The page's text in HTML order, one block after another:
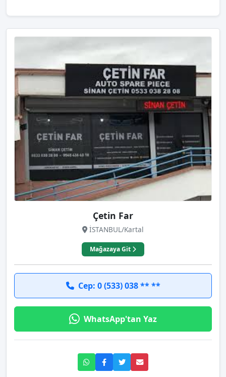
Çetin Far
İSTANBUL/Kartal
Mağazaya Git
Cep: 0 (533) 038 ** **
WhatsApp'tan Yaz